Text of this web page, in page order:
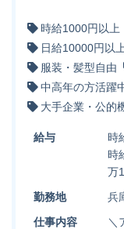
時給1000円以上
日給10000円以上
服装・髪型自由
中高年の方活躍
大手企業・公的
給与
時
時
万
勤務地
兵
仕事内容
＼